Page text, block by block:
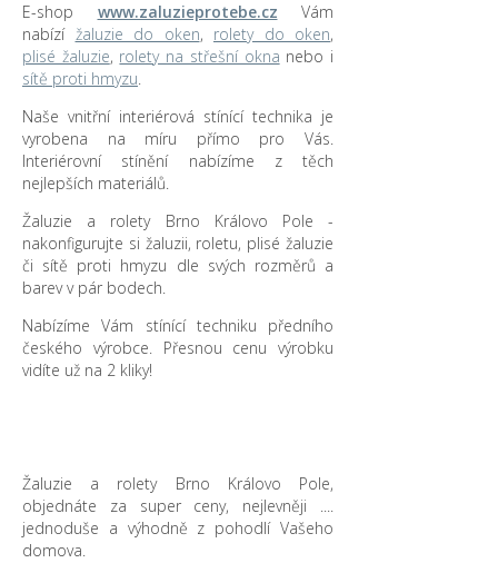
E-shop www.zaluzieprotebe.cz Vám
nabízí žaluzie do oken, rolety do oken,
plisé žaluzie, rolety na střešní okna nebo i
sítě proti hmyzu.
Naše vnitřní interiérová stínící technika je
vyrobena na míru přímo pro Vás.
Interiérovní stínění nabízíme z těch
nejlepších materiálů.
Žaluzie a rolety Brno Královo Pole -
nakonfigurujte si žaluzii, roletu, plisé žaluzie
či sítě proti hmyzu dle svých rozměrů a
barev v pár bodech.
Nabízíme Vám stínící techniku předního
českého výrobce. Přesnou cenu výrobku
vidíte už na 2 kliky!
Žaluzie a rolety Brno Královo Pole,
objednáte za super ceny, nejlevněji ....
jednoduše a výhodně z pohodlí Vašeho
domova.